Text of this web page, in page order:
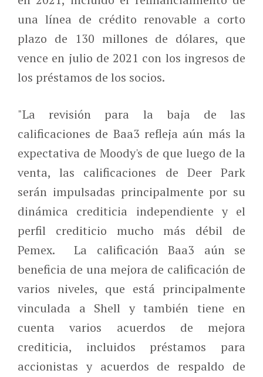
una línea de crédito renovable a corto
plazo de 130 millones de dólares, que
vence en julio de 2021 con los ingresos de
los préstamos de los socios.
"La revisión para la baja de las
calificaciones de Baa3 refleja aún más la
expectativa de Moody's de que luego de la
venta, las calificaciones de Deer Park
serán impulsadas principalmente por su
dinámica crediticia independiente y el
perfil crediticio mucho más débil de
Pemex. La calificación Baa3 aún se
beneficia de una mejora de calificación de
varios niveles, que está principalmente
vinculada a Shell y también tiene en
cuenta varios acuerdos de mejora
crediticia, incluidos préstamos para
accionistas y acuerdos de respaldo de